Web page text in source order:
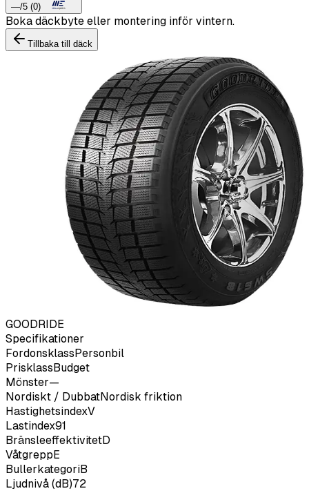
—/5 (0)
Boka däckbyte eller montering inför vintern.
Tillbaka till däck
GOODRIDE
Specifikationer
FordonsklassPersonbil
PrisklassBudget
Mönster—
Nordiskt / DubbatNordisk friktion
HastighetsindexV
Lastindex91
BränsleeffektivitetD
VåtgreppE
BullerkategoriB
Ljudnivå (dB)72